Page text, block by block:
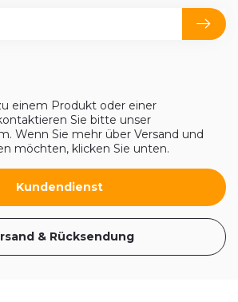
einem Produkt oder einer
Sie bitte unser
Wenn Sie mehr über Versand und
möchten, klicken Sie unten.
Kundendienst
& Rücksendung